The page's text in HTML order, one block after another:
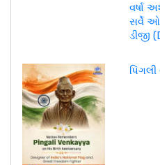
વર્ષા
સર્વે
ડીજી